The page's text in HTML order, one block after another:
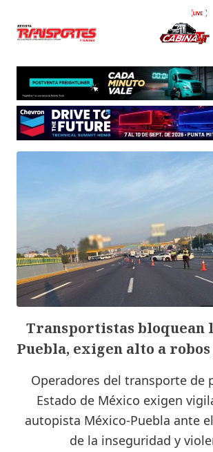
Transportistas bloquean
Puebla, exigen alto a
Operadores del transporte de
Estado de México exigen
autopista México-Puebla ante
de la inseguridad y